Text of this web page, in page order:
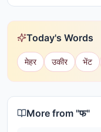
Today's Words
मेहर उकीर भेंट
More from "फ"